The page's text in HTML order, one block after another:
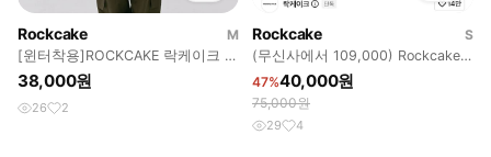
Rockcake
M
[윈터착용]ROCKCAKE 락케이크 더
블 포켓 카고 팬츠_카키
38,000원
26 2
Rockcake
S
(무신사에서 109,000) Rockcake
락케이크 카모 조거팬츠
47%40,000원
75,000원
29 4